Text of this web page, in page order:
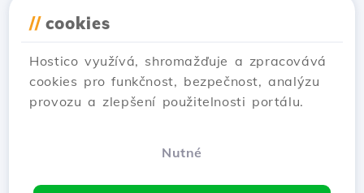
// cookies
Hostico využívá, shromažďuje a zpracovává
cookies pro funkčnost, bezpečnost, analýzu
provozu a zlepšení použitelnosti portálu.
Nutné